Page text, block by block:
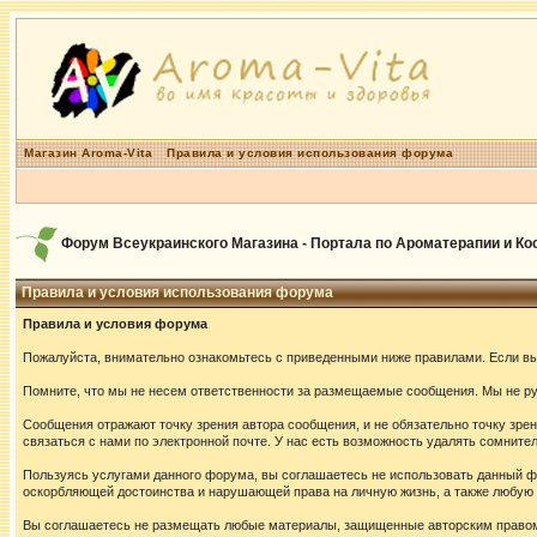
Магазин Aroma-Vita Правила и условия использования форума
Форум Всеукраинского Магазина - Портала по Ароматерапии и
Правила и условия использования форума
Правила и условия форума
Пожалуйста, внимательно ознакомьтесь с приведенными ниже правилами. Если
Помните, что мы не несем ответственности за размещаемые сообщения. Мы не
Сообщения отражают точку зрения автора сообщения, и не обязательно точку
связаться с нами по электронной почте. У нас есть возможность удалять
Пользуясь услугами данного форума, вы соглашаетесь не использовать
оскорбляющей достоинства и нарушающей права на личную жизнь, а также
Вы соглашаетесь не размещать любые материалы, защищенные авторским